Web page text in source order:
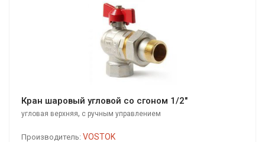
Кран шаровый угловой со сгоном 1/2"
угловая верхняя, с ручным управлением
Производитель: VOSTOK